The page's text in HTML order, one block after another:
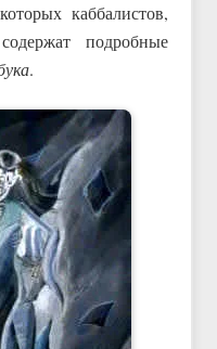
каббалистов,
подробные
.